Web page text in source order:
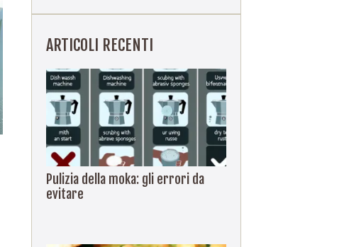
ARTICOLI RECENTI
Pulizia della moka: gli errori da
evitare